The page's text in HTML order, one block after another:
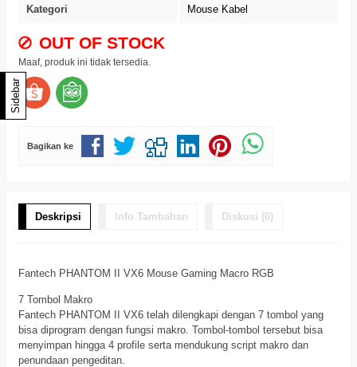
Kategori Mouse Kabel
OUT OF STOCK
Maaf, produk ini tidak tersedia.
Bagikan ke
Deskripsi Info Tambahan Diskusi (0)
Fantech PHANTOM II VX6 Mouse Gaming Macro RGB
7 Tombol Makro
Fantech PHANTOM II VX6 telah dilengkapi dengan 7 tombol yang
bisa diprogram dengan fungsi makro. Tombol-tombol tersebut bisa
menyimpan hingga 4 profile serta mendukung script makro dan
penundaan pengeditan.
Sidebar